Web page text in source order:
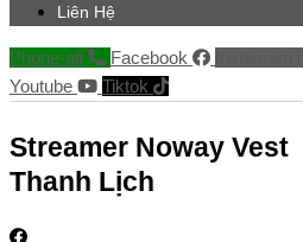
Liên Hệ
Phone-alt Facebook
Youtube
Tiktok
Streamer Noway Vest
Thanh Lịch